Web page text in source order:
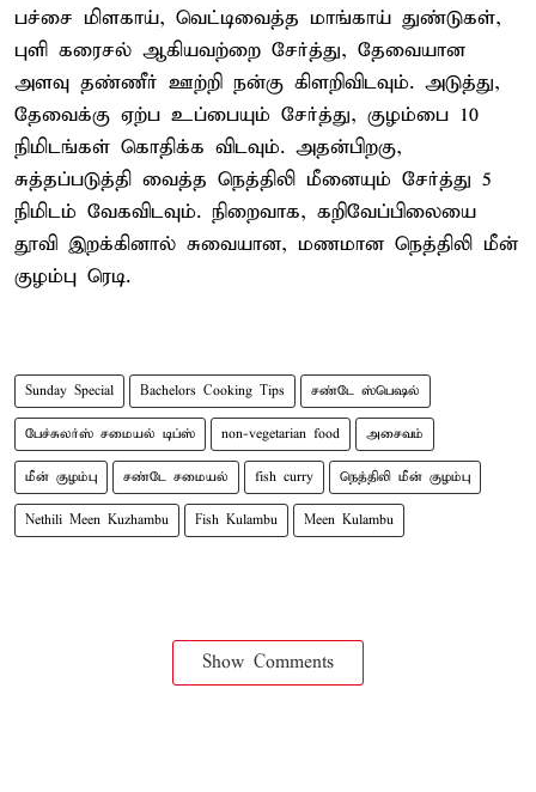
பச்சை மிளகாய், வெட்டிவைத்த மாங்காய் துண்டுகள்,
புளி கரைசல் ஆகியவற்றை சேர்த்து, தேவையான
அளவு தண்ணீர் ஊற்றி நன்கு கிளறிவிடவும். அடுத்து,
தேவைக்கு ஏற்ப உப்பையும் சேர்த்து, குழம்பை 10
நிமிடங்கள் கொதிக்க விடவும். அதன்பிறகு,
சுத்தப்படுத்தி வைத்த நெத்திலி மீனையும் சேர்த்து 5
நிமிடம் வேகவிடவும். நிறைவாக, கறிவேப்பிலையை
தூவி இறக்கினால் சுவையான, மணமான நெத்திலி மீன்
குழம்பு ரெடி.
Sunday Special Bachelors Cooking Tips சண்டே ஸ்பெஷல்
பேச்சுலர்ஸ் சமையல் டிப்ஸ் non-vegetarian food அசைவம்
மீன் குழம்பு சண்டே சமையல் fish curry நெத்திலி மீன் குழம்பு
Nethili Meen Kuzhambu Fish Kulambu Meen Kulambu
Show Comments